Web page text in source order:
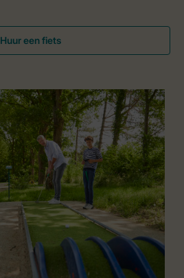
Huur een fiets